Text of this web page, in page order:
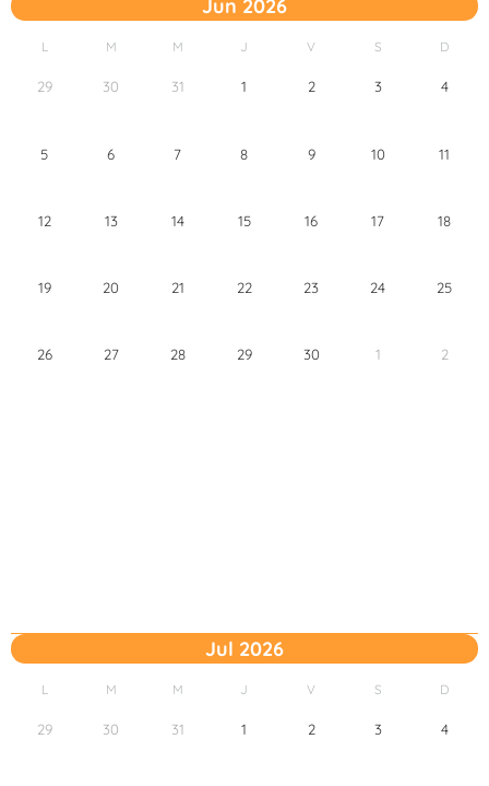
Jun 2026
L M M J V S D
29 30 31 1 2 3 4
5 6 7 8 9 10 11
12 13 14 15 16 17 18
19 20 21 22 23 24 25
26 27 28 29 30 1 2
Jul 2026
L M M J V S D
29 30 31 1 2 3 4